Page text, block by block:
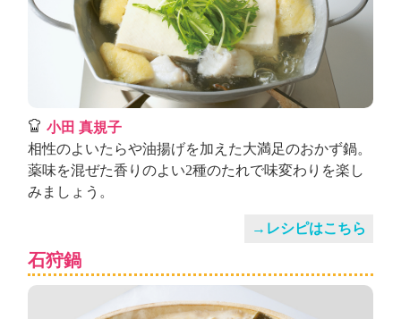
小田 真規子
相性のよいたらや油揚げを加えた大満足のおかず鍋。
薬味を混ぜた香りのよい2種のたれで味変わりを楽し
みましょう。
→レシピはこちら
石狩鍋